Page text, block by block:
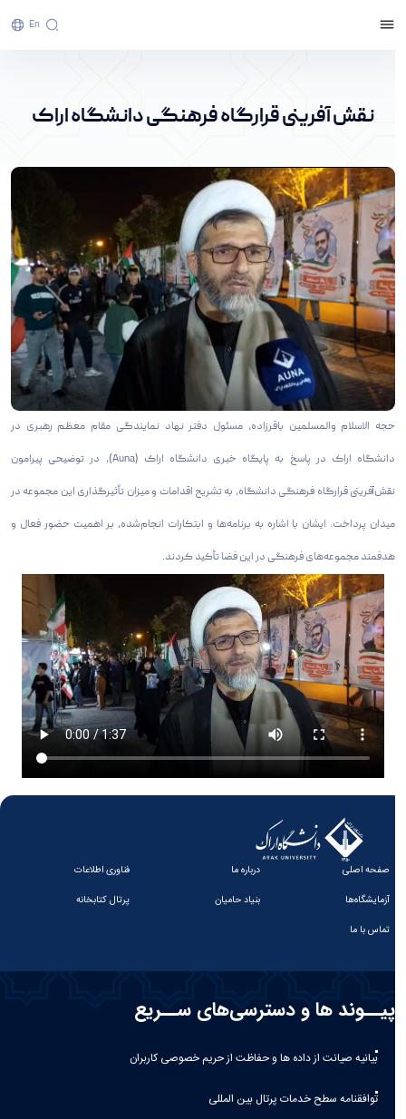
En
خبری دانشگاه اراک
نقش آفرینی قرارگاه فرهنگی دانشگاه اراک
حجه الاسلام والمسلمین باقرزاده، مسئول دفتر نهاد نمایندگی مقام معظم رهبری در
دانشگاه اراک در پاسخ به پایگاه خبری دانشگاه اراک (Auna)، در توضیحی پیرامون
نقش‌آفرینی قرارگاه فرهنگی دانشگاه، به تشریح اقدامات و میزان تأثیرگذاری این مجموعه در
میدان پرداخت. ایشان با اشاره به برنامه‌ها و ابتکارات انجام‌شده، بر اهمیت حضور فعال و
هدفمند مجموعه‌های فرهنگی در این فضا تأکید کردند.
صفحه اصلی درباره ما
فناوری اطلاعات
آزمایشگاه‌ها
بنیاد حامیان
پرتال کتابخانه
تماس با ما
پیــوند ها و دسترسی‌های ســریع
بیانیه صيانت از داده ها و حفاظت از حريم خصوصی كاربران
توافقنامه سطح خدمات پرتال بین المللی